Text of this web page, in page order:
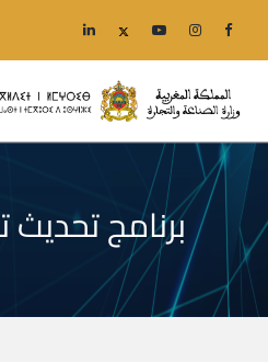
الرئيسية
الوزارة
برنامج تحديث